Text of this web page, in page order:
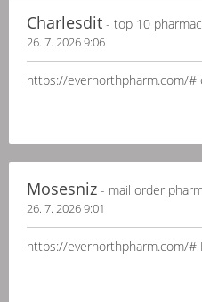
Charlesdit - top 10
26. 7. 2026 9:06
https://evernorthpharm.com/#
Mosesniz - mail order
26. 7. 2026 9:01
https://evernorthpharm.com/#